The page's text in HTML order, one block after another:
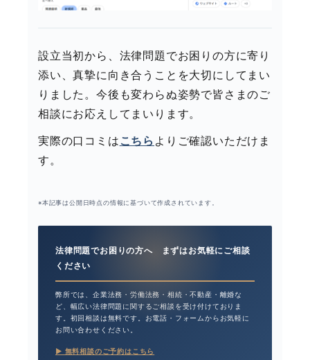
設立当初から、法律問題でお困りの方に寄り
添い、真摯に向き合うことを大切にしてまい
りました。今後も変わらぬ姿勢で皆さまのご
相談にお応えしてまいります。
実際の口コミは こちら よりご確認いただけま
す。
※本記事は公開日時点の情報に基づいて作成されています。
法律問題でお困りの方へ まずはお気軽にご相談
ください
弊所では、企業法務・労働法務・相続・不動産・離婚な
ど、幅広い法律問題に関するご相談を受け付けておりま
す。初回相談は無料です。お電話・フォームからお気軽に
お問い合わせください。
▶︎ 無料相談のご予約はこちら